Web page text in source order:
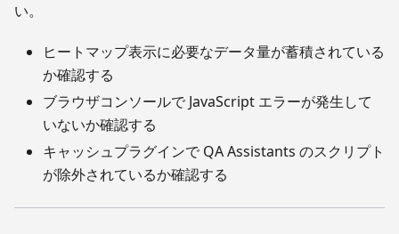
い。
ヒートマップ表示に必要なデータ量が蓄積されている
か確認する
ブラウザコンソールで JavaScript エラーが発生して
いないか確認する
キャッシュプラグインで QA Assistants のスクリプト
が除外されているか確認する